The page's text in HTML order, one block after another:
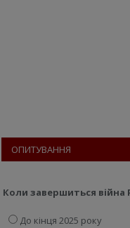
ОПИТУВАННЯ
Коли завершиться війна
До кінця 2025 року